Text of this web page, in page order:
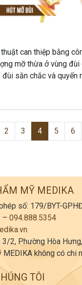
can thiệp bằng
mỡ thừa ở vùng đùi
săn chắc và quyến
Page
2 Page
3 Current Page
4 Page
5 6
MỸ MEDIKA
số: 179/BYT-
– 094.888.5354
2, Phường Hòa
MEDIKA không có chi
TÔI